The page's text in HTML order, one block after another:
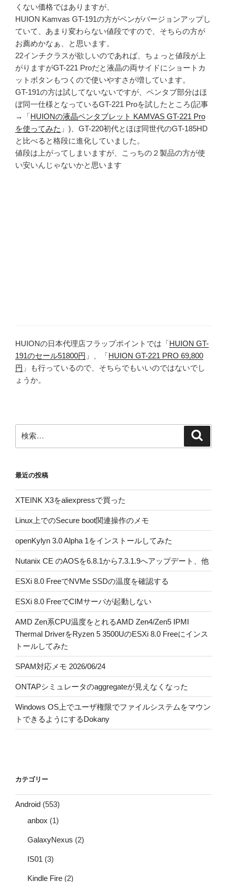
くない価格ではありますが、
HUION Kamvas GT-191の方がペンがバージョンアップし
ていて、あまり変わらない値段ですので、そちらの方が
お薦めかなぁ、と思います。
22インチクラスが欲しいのであれば、ちょっと値段が上
がりますがGT-221 Proだと液晶の両サイドにショートカ
ットボタンもつくので使いやすさが増しています。
GT-191の方は試してないないですが、ペンタブ部分はほ
ぼ同一仕様となっているGT-221 Proを試したところ(記事
→「HUIONの液晶ペンタブレット KAMVAS GT-221 Pro
を使ってみた 」)、GT-220初代とほぼ同世代のGT-185HD
と比べると格段に進化していました。
値段は上がってしまいますが、こっちの２製品の方が使
い安いんじゃないかと思います
HUIONの日本代理店フラップポイントでは「HUION GT-
191のセール51800円 」、「HUION GT-221 PRO 69,800
円 」も行っているので、そちらでもいいのではないでし
ょうか。
索:
最近の投稿
XTEINK X3をaliexpressで買った
Linux上でのSecure boot関連操作のメモ
openKylyn 3.0 Alpha 1をインストールしてみた
Nutanix CE のAOSを6.8.1から7.3.1.9へアップデート、他
ESXi 8.0 FreeでNVMe SSDの温度を確認する
ESXi 8.0 FreeでCIMサーバが起動しない
AMD Zen系CPU温度をとれるAMD Zen4/Zen5 IPMI
Thermal DriverをRyzen 5 3500UのESXi 8.0 Freeにインス
トールしてみた
SPAM対応メモ 2026/06/24
ONTAPシミュレータのaggregateが見えなくなった
Windows OS上でユーザ権限でファイルシステムをマウン
トできるようにするDokany
カテゴリー
Android (553)
anbox (1)
GalaxyNexus (2)
IS01 (3)
Kindle Fire (2)